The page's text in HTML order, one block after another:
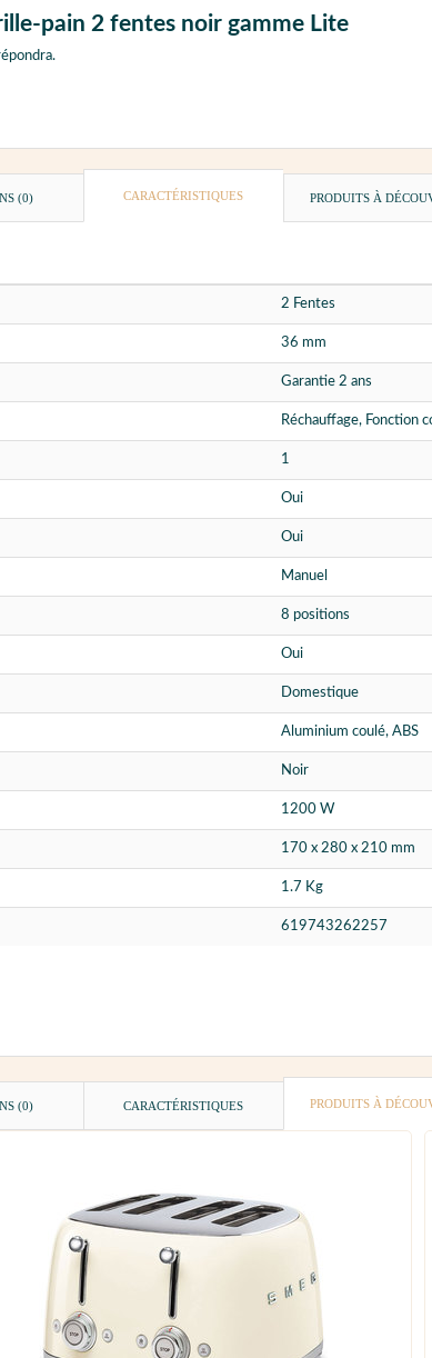
pain 2 fentes noir gamme Lite
(0) CARACTÉRISTIQUES PRODUITS À
2 Fentes
36 mm
Garantie 2 ans
Réchauffage, Fonction
1
Oui
Oui
Manuel
8 positions
Oui
Domestique
Aluminium coulé, ABS
Noir
1200 W
170 x 280 x 210 mm
1.7 Kg
619743262257
(0) CARACTÉRISTIQUES PRODUITS À